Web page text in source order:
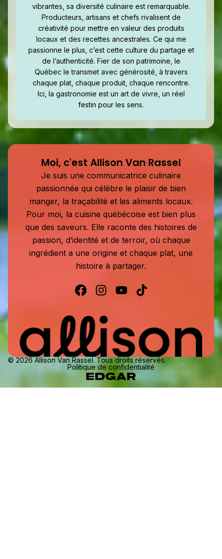
vibrantes, sa diversité culinaire est remarquable.
Producteurs, artisans et chefs rivalisent de
créativité pour mettre en valeur des produits
locaux et des recettes ancestrales. Ce qui me
passionne le plus, c’est cette culture du partage et
de l’authenticité. Fier de son patrimoine, le
Québec le transmet avec générosité, à travers
chaque plat, chaque produit, chaque rencontre.
Ici, la gastronomie est un art de vivre, un réel
festin pour les sens.
Moi, c'est Allison Van Rassel
Je suis une communicatrice culinaire
passionnée qui célèbre le plaisir de bien
manger, la traçabilité et les aliments locaux.
Pour moi, la cuisine québécoise est bien plus
que des saveurs. Elle raconte des histoires de
passion, d’identité et de terroir, où chaque
ingrédient a une origine et chaque plat, une
histoire à partager.
© 2026 Allison Van Rassel. Tous droits réservés.
Politique de confidentialité